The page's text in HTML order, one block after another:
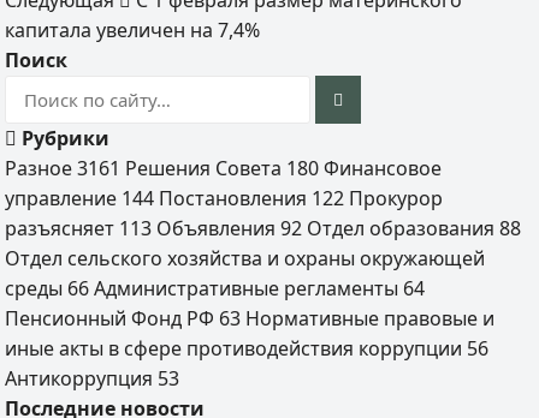
капитала увеличен на 7,4%
Поиск
Рубрики
Разное3161 Решения Совета 180 Финансовое
управление 144 Постановления 122 Прокурор
разъясняет 113 Объявления92 Отдел образования88
Отдел сельского хозяйства и охраны окружающей
среды 66 Административные регламенты 64
Пенсионный Фонд РФ 63 Нормативные правовые и
иные акты в сфере противодействия коррупции 56
Антикоррупция 53
Последние новости